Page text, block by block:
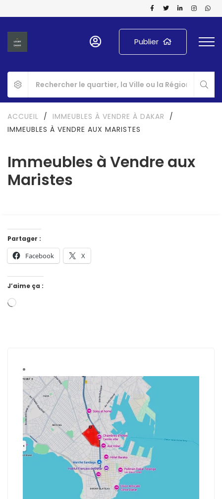
Publier
Immeubles à Vendre aux
Maristes
ACCUEIL / IMMEUBLES À VENDRE À DAKAR
/
IMMEUBLES À VENDRE AUX MARISTES
Partager :
Facebook X
J’aime ça :